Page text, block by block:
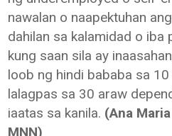
nawalan o naapektuhan
dahilan sa kalamidad o iba
kung saan sila ay
loob ng hindi bababa sa
lalagpas sa 30 araw
iaatas sa kanila. (Ana
MNN)